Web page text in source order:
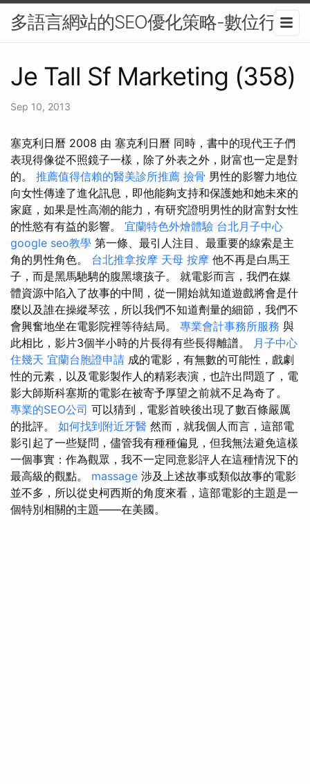
多語言網站的SEO優化策略-數位行銷
Je Tall Sf Marketing (358)
Sep 10, 2013
塞克利日曆 2008 由 塞克利日曆 同時，書中的現代王子們
表現得像從不照鏡子一樣，除了外表之外，財富也一定是對
的。 推薦值得信賴的醫美診所推薦 撿骨 男性的影響力地位
向女性傳達了進化訊息，即他能夠支持和保護她和她未來的
家庭，如果是性高潮的能力，有研究證明男性的財富對女性
的性慾有有益的影響。 宜蘭特色外燴體驗 台北月子中心
google seo教學 第一條、最引人注目、最重要的線索是主
角的男性角色。 台北推拿按摩 天母 按摩 他不再是白馬王
子，而是黑馬馳騁的腹黑壞孩子。 就電影而言，我們在媒
體資源中陷入了故事的中間，從一開始就知道遊戲將會是什
麼以及誰在操縱琴弦，所以我們不知道劑量的細節，我們不
會興奮地坐在電影院裡等待結局。 專業會計事務所服務 與
此相比，影片3個半小時的片長得有些長得離譜。
月子中心
住幾天 宜蘭台胞證申請 成的電影，有無數的可能性，戲劇
性的元素，以及電影製作人的精彩表演，也許出問題了，電
影大師斯科塞斯的電影在被寄予厚望之前就不足為奇了。
專業的SEO公司 可以猜到，電影首映後出現了數百條嚴厲
的批評。 如何找到附近牙醫 然而，就我個人而言，這部電
影引起了一些疑問，儘管我有種種偏見，但我無法避免這樣
一個事實：作為觀眾，我不一定同意影評人在這種情況下的
最高級的觀點。 massage 涉及上述故事或類似故事的電影
並不多，所以從史柯西斯的角度來看，這部電影的主題是一
個特別相關的主題——在美國。